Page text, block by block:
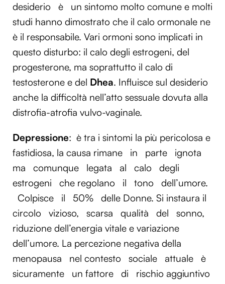
desiderio
è
un sintomo molto comune e molti
studi hanno dimostrato che il calo ormonale ne
è il responsabile. Vari ormoni sono implicati in
questo disturbo: il calo degli estrogeni, del
progesterone, ma soprattutto il calo di
testosterone e del Dhea. Influisce sul desiderio
anche la difficoltà nell’atto sessuale dovuta alla
distrofia-atrofia vulvo-vaginale.
Depressione: è tra i sintomi la più pericolosa e
fastidiosa, la causa rimane
in parte
ignota
ma
comunque legata al calo
degli
estrogeni
che regolano il tono
dell’umore.
Colpisce
il 50%
delle Donne. Si instaura il
circolo
vizioso, scarsa qualità del
sonno,
riduzione dell’energia vitale e variazione
dell’umore. La percezione negativa della
menopausa
nel contesto sociale attuale
è
sicuramente
un fattore di
rischio aggiuntivo